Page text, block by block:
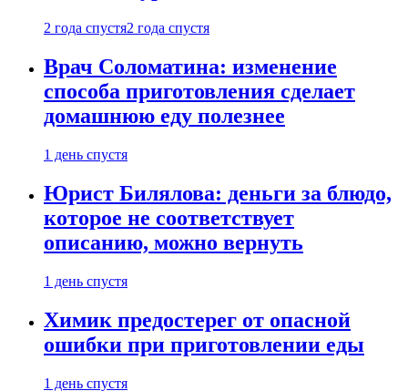
2 года спустя2 года спустя
Врач Соломатина: изменение
способа приготовления сделает
домашнюю еду полезнее
1 день спустя
Юрист Билялова: деньги за блюдо,
которое не соответствует
описанию, можно вернуть
1 день спустя
Химик предостерег от опасной
ошибки при приготовлении еды
1 день спустя